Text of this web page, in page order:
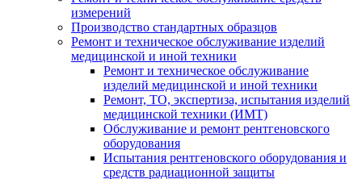
измерений
Производство стандартных образцов
Ремонт и техническое обслуживание изделий
медицинской и иной техники
Ремонт и техническое обслуживание
изделий медицинской и иной техники
Ремонт, ТО, экспертиза, испытания изделий
медицинской техники (ИМТ)
Обслуживание и ремонт рентгеновского
оборудования
Испытания рентгеновского оборудования и
средств радиационной защиты